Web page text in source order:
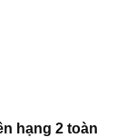
hạng 2 toàn